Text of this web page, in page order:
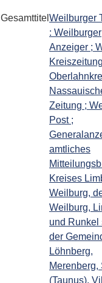
Gesamttitel Weilburger
: Weilburger
Anzeiger ;
Zeitung ;
Post ;
amtliches
Kreises
Weilburg,
Weilburg,
und Runkel
der
Löhnberg,
Merenberg,
(Taunus),